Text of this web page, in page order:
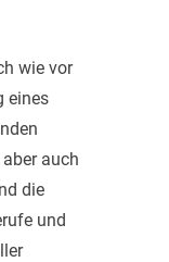
wie vor
eines
auch
die
und